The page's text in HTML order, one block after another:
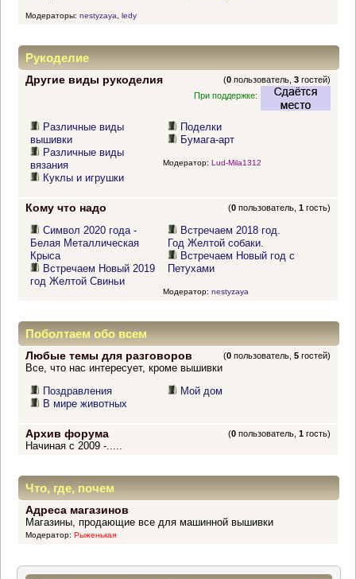
Модераторы: nestyzaya ledy
Рукоделие
Другие виды рукоделия (0 пользователь,3 гостей)
При поддержке:
Различные виды
вышивки
Различные виды
вязания
Куклы и игрушки
Поделки
Бумага-арт
Модератор: Lud-Mila1312
Кому что надо (0 пользователь,1 гость)
Символ 2020 года -
Белая Металлическая
Крыса
Встречаем Новый 2019
год Желтой Свиньи
Встречаем 2018 год.
Год Желтой собаки.
Встречаем Новый год с
Петухами
Модератор: nestyzaya
Поболтаем обо всем
Любые темы для разговоров (0 пользователь,5 гостей)
Все, что нас интересует, кроме вышивки
Поздравления
В мире животных
Мой дом
Архив форума (0 пользователь,1 гость)
Начиная с 2009 -.....
Что, где, почем
Адреса магазинов
Магазины, продающие все для машинной вышивки
Модератор: Рыженькая